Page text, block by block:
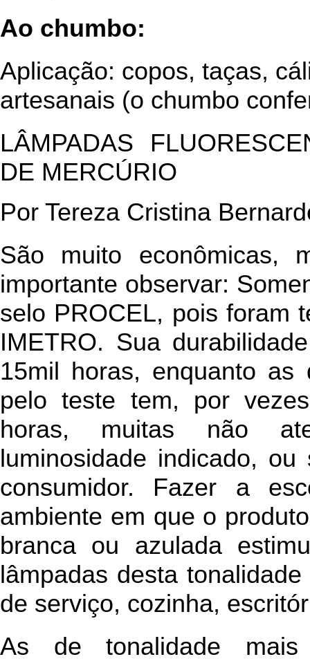
Ao chumbo:
Aplicação: copos, taças,
artesanais (o chumbo
LÂMPADAS
DE MERCÚRIO
Por Tereza Cristina
São muito econômicas,
importante observar:
selo PROCEL, pois foram
IMETRO. Sua
15mil horas, enquanto as
pelo teste tem, por
horas, muitas não
luminosidade indicado,
consumidor. Fazer a
ambiente em que o
branca ou azulada
lâmpadas desta
de serviço, cozinha,
As de tonalidade